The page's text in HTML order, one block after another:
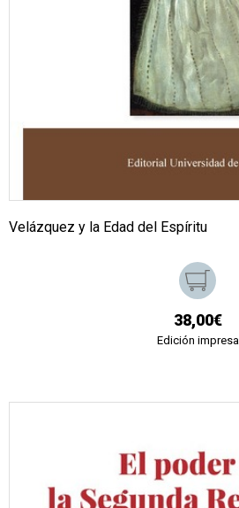
Velázquez y la Edad del Espíritu
38,00€
Edición impresa